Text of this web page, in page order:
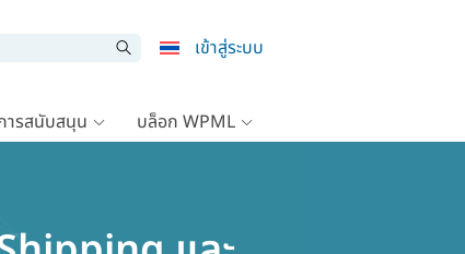
เข้าสู่ระบบ
ารสนับสนุน บล็อก WPML